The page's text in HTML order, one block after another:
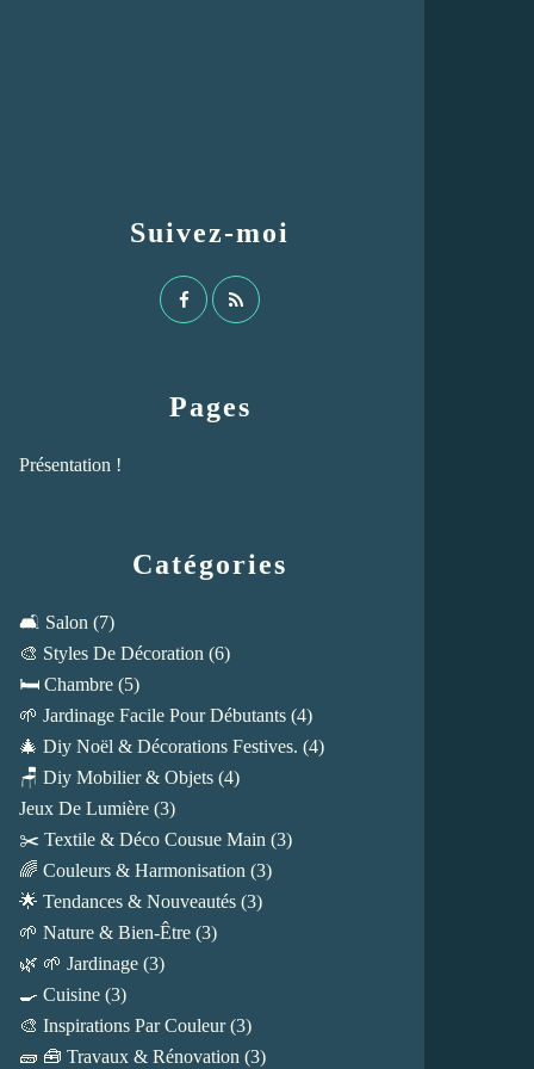
Catégories
🛋️ Salon (7)
🎨 Styles De Décoration (6)
🛏️ Chambre (5)
🌱 Jardinage Facile Pour Débutants (4)
🎄 Diy Noël & Décorations Festives. (4)
🪑 Diy Mobilier & Objets (4)
Jeux De Lumière (3)
✂️ Textile & Déco Cousue Main (3)
🌈 Couleurs & Harmonisation (3)
🌟 Tendances & Nouveautés (3)
🌱 Nature & Bien-Être (3)
🌿 🌱 Jardinage (3)
🍳 Cuisine (3)
🎨 Inspirations Par Couleur(3)
🧱 🧰 Travaux & Rénovation (3)
Pages
Présentation !
Suivez-moi